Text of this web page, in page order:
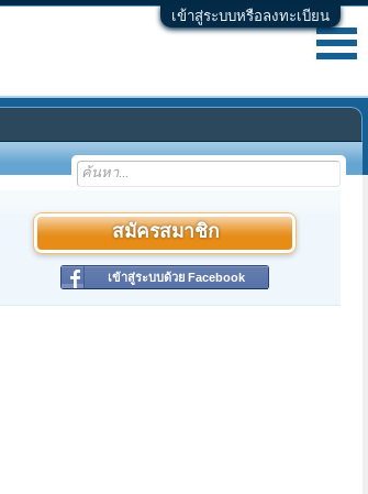
เข้าสู่ระบบหรือลงทะเบียน
สมัครสมาชิก
เข้าสู่ระบบด้วย Facebook